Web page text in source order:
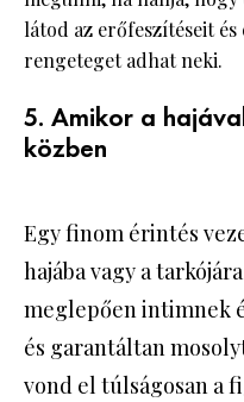
látod az erőfeszítéseit és
rengeteget adhat neki.
5. Amikor a
közben
Egy finom érintés
hajába vagy a
meglepően intimnek
és garantáltan
vond el túlságosan a